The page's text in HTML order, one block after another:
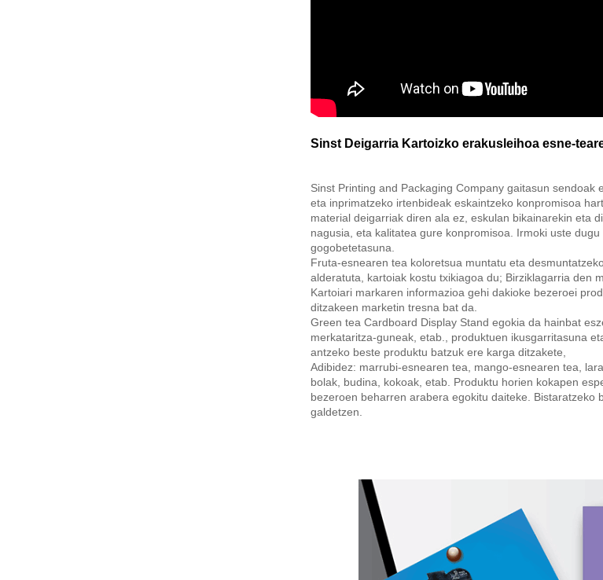
Sinst Deigarria Kartoizko erakusleihoa esne-
Sinst Printing and Packaging Company gaitasun
eta inprimatzeko irtenbideak eskaintzeko konpromisoa
material deigarriak diren ala ez, eskulan bikainarekin eta
nagusia, eta kalitatea gure konpromisoa. Irmoki uste
gogobetetasuna.
Fruta-esnearen tea koloretsua muntatu eta
alderatuta, kartoiak kostu txikiagoa du; Birziklagarria den
Kartoiari markaren informazioa gehi dakioke bezeroei
ditzakeen marketin tresna bat da.
Green tea Cardboard Display Stand egokia da hainbat
merkataritza-guneak, etab., produktuen ikusgarritasuna
antzeko beste produktu batzuk ere karga ditzakete,
Adibidez: marrubi-esnearen tea, mango-esnearen tea,
bolak, budina, kokoak, etab. Produktu horien kokapen
bezeroen beharren arabera egokitu daiteke.
galdetzen.